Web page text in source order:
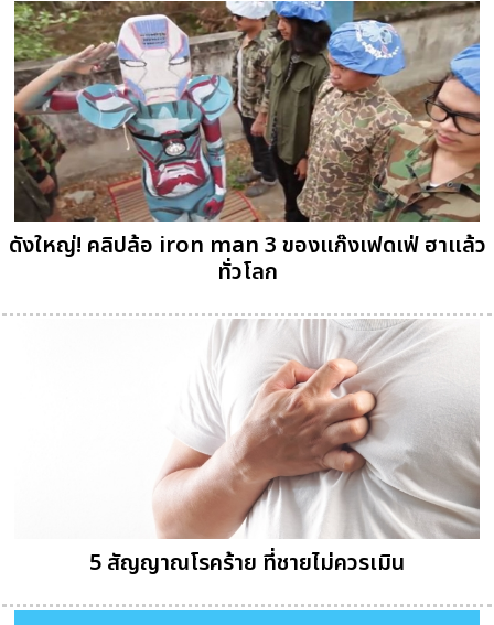
ดังใหญ่! คลิปล้อ iron man 3 ของแก๊งเฟดเฟ่ ฮาแล้ว
ทั่วโลก
5 สัญญาณโรคร้าย ที่ชายไม่ควรเมิน